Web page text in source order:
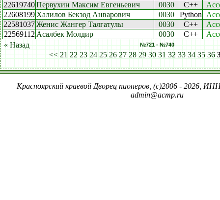
22619740Первухин Максим Евгеньевич 0030 C++
22608199 Халилов Бекзод Анварович 0030 Python
22581037Женис Жангер Талгатулы 0030 C++
22569112 Асалбек Молдир 0030 C++
« Назад
№721 - №740
<< 21 22 23 24 25 26 27 28 29 30 31 32 33 34 35 36
Красноярский краевой Дворец пионеров, (c)2006 - 2026,
admin@acmp.ru